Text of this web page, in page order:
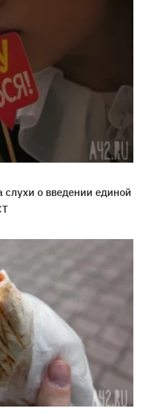
о введении единой